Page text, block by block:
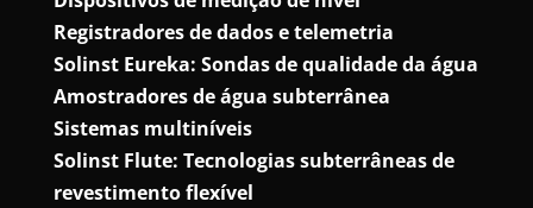
Registradores de dados e telemetria
Solinst Eureka: Sondas de qualidade da água
Amostradores de água subterrânea
Sistemas multiníveis
Solinst Flute: Tecnologias subterrâneas de
revestimento flexível